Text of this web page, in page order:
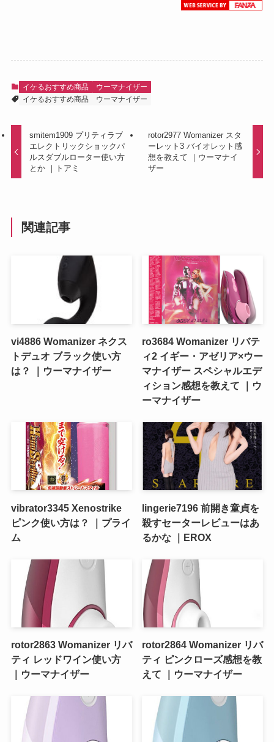
イケるおすすめ商品
ウーマナイザー
イケるおすすめ商品
ウーマナイザー
smitem1909 プリティラブ
エレクトリックショックパ
ルスダブルローター使い方
とか ｜トアミ
rotor2977 Womanizer スタ
ーレット3 バイオレット感
想を教えて ｜ウーマナイ
ザー
関連記事
vi4886 Womanizer ネクス
トデュオ ブラック使い方
は？ ｜ウーマナイザー
ro3684 Womanizer リバテ
ィ2 イギー・アゼリア×ウー
マナイザー スペシャルエデ
ィション感想を教えて ｜ウ
ーマナイザー
vibrator3345 Xenostrike
ピンク使い方は？ ｜プライ
ム
lingerie7196 前開き童貞を
殺すセーターレビューはあ
るかな ｜EROX
rotor2863 Womanizer リバ
ティ レッドワイン使い方
｜ウーマナイザー
rotor2864 Womanizer リバ
ティ ピンクローズ感想を教
えて ｜ウーマナイザー